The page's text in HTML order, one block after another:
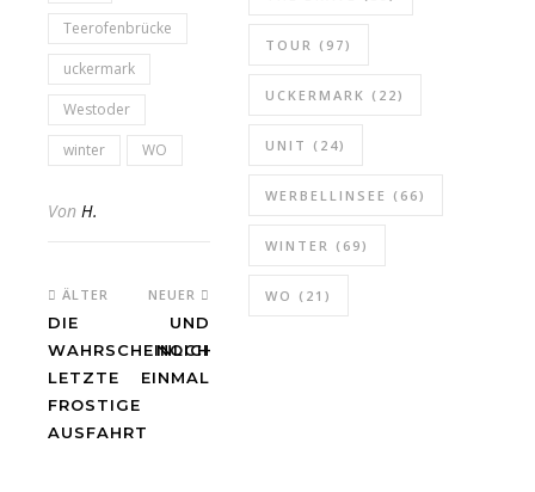
Teerofenbrücke
uckermark
Westoder
winter
WO
Von H.
ÄLTER
DIE
WAHRSCHEINLICH
LETZTE
FROSTIGE
AUSFAHRT
NEUER
UND
NOCH
EINMAL
TOUR (97)
UCKERMARK (22)
UNIT (24)
WERBELLINSEE (66)
WINTER (69)
WO (21)